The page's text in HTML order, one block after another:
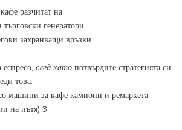
разчитат на:
генератори
захранващи връзки
след като потвърдите стратегията си
това.